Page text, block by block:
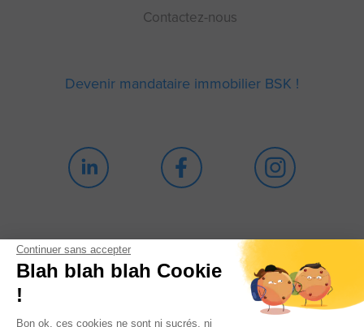
Contactez-nous
Devenir mandataire immobilier BSK !
Politique de confidentialité
Mentions légales Cookies
Continuer sans accepter
Blah blah blah Cookie
!
Bon ok, ces cookies ne sont ni sucrés, ni